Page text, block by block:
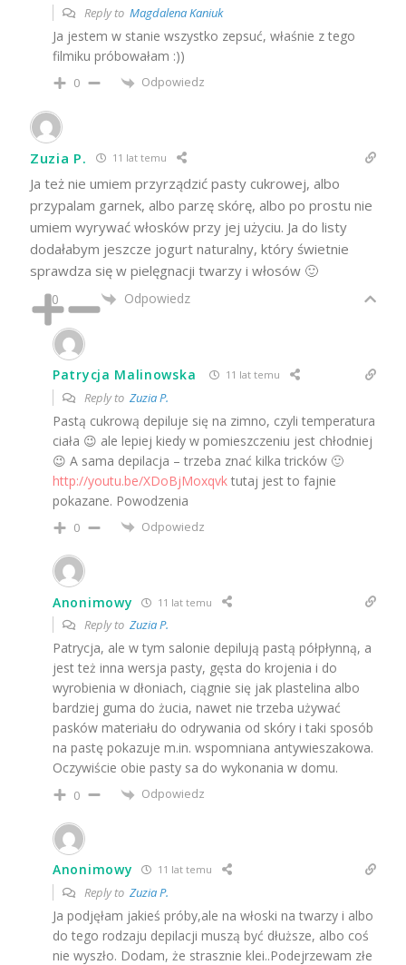
Reply to Magdalena Kaniuk
Ja jestem w stanie wszystko zepsuć, właśnie z tego
filmiku próbowałam :))
0 Odpowiedz
Zuzia P. 11 lat temu
Ja też nie umiem przyrządzić pasty cukrowej, albo
przypalam garnek, albo parzę skórę, albo po prostu nie
umiem wyrywać włosków przy jej użyciu. Ja do listy
dodałabym jeszcze jogurt naturalny, który świetnie
sprawdza się w pielęgnacji twarzy i włosów 🙂
0 Odpowiedz
Patrycja Malinowska 11 lat temu
Reply to Zuzia P.
Pastą cukrową depiluje się na zimno, czyli temperatura
ciała 😉 ale lepiej kiedy w pomieszczeniu jest chłodniej
😉 A sama depilacja – trzeba znać kilka tricków 🙂
http://youtu.be/XDoBjMoxqvk tutaj jest to fajnie
pokazane. Powodzenia
0 Odpowiedz
Anonimowy 11 lat temu
Reply to Zuzia P.
Patrycja, ale w tym salonie depilują pastą półpłynną, a
jest też inna wersja pasty, gęsta do krojenia i do
wyrobienia w dłoniach, ciągnie się jak plastelina albo
bardziej guma do żucia, nawet nie trzeba używać
pasków materiału do odrywania od skóry i taki sposób
na pastę pokazuje m.in. wspomniana antywieszakowa.
Oczywiście obie pasty sa do wykonania w domu.
0 Odpowiedz
Anonimowy 11 lat temu
Reply to Zuzia P.
Ja podjęłam jakieś próby,ale na włoski na twarzy i albo
do tego rodzaju depilacji muszą być dłuższe, albo coś
nie wyszło. Dodam, że strasznie klei..Podejrzewam złe